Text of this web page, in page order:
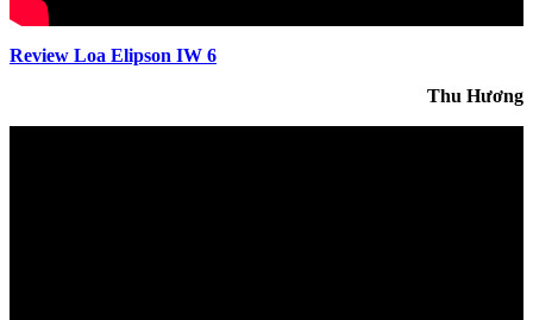
Review Loa Elipson IW 6
Thu Hương